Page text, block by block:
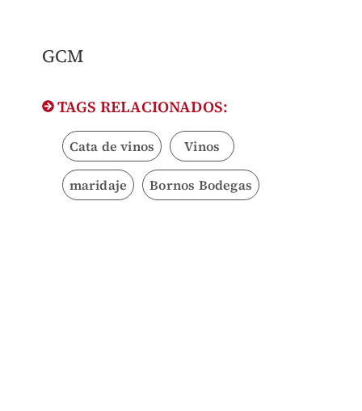
GCM
TAGS RELACIONADOS:
Cata de vinos Vinos
maridaje Bornos Bodegas